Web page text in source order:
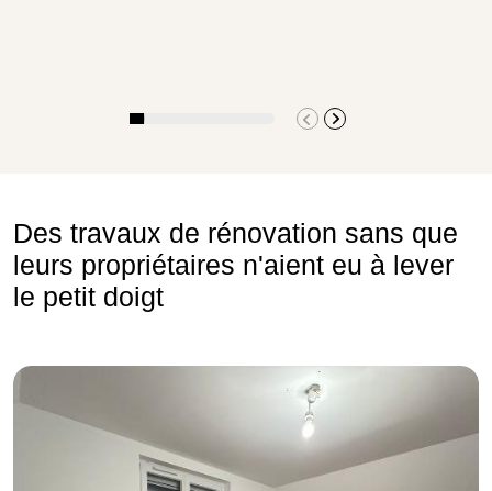
Des travaux de rénovation sans que
leurs propriétaires n'aient eu à lever
le petit doigt